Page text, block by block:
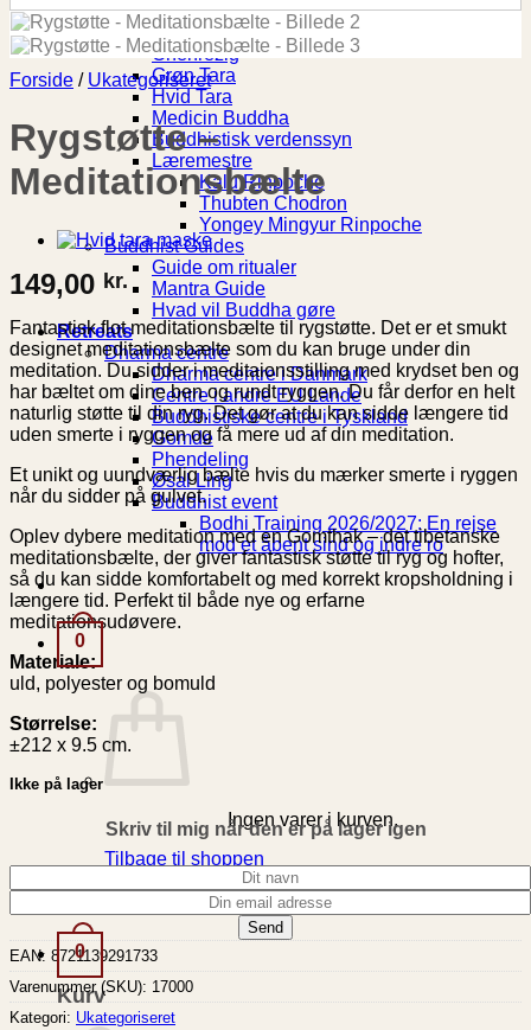
Buddhismen
Buddhisme
Chenrezig
Grøn Tara
Hvid Tara
Medicin Buddha
Buddhistisk verdenssyn
Læremestre
Kalu Rinpoche
Thubten Chodron
Yongey Mingyur Rinpoche
Buddhist Guides
Guide om ritualer
Mantra Guide
Hvad vil Buddha gøre
Retreats
Dharma centre
Dharma centre i Danmark
Centre i andre EU Lande
Buddhistiske centre i Tyskland
Gomde
Phendeling
Øsal Ling
Buddhist event
Bodhi Training 2026/2027: En rejse
mod et åbent sind og indre ro
0
Ingen varer i kurven.
Tilbage til shoppen
0
Kurv
Forside / Ukategoriseret
Rygstøtte –
Meditationsbælte
149,00 kr.
Fantastisk flot meditationsbælte til rygstøtte. Det er et smukt
designet meditationsbælte som du kan bruge under din
meditation. Du sidder i meditaionsstilling med krydset ben og
har bæltet om dine ben og rundt ryggen. Du får derfor en helt
naturlig støtte til din ryg. Det gør at du kan sidde længere tid
uden smerte i ryggen og få mere ud af din meditation.
Et unikt og uundværlig bælte hvis du mærker smerte i ryggen
når du sidder på gulvet.
Oplev dybere meditation med en Gomthak – det tibetanske
meditationsbælte, der giver fantastisk støtte til ryg og hofter,
så du kan sidde komfortabelt og med korrekt kropsholdning i
længere tid. Perfekt til både nye og erfarne
meditationsudøvere.
Materiale:
uld, polyester og bomuld
Størrelse:
±212 x 9.5 cm.
Ikke på lager
Skriv til mig når den er på lager igen
EAN: 8721139291733
Varenummer (SKU): 17000
Kategori: Ukategoriseret